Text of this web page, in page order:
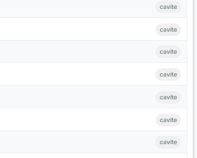
cavite
cavite
cavite
cavite
cavite
cavite
cavite